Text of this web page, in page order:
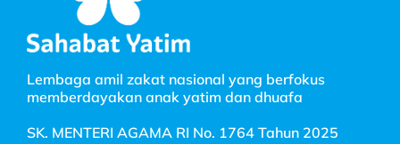
Lembaga amil zakat nasional yang berfokus
memberdayakan anak yatim dan dhuafa
SK. MENTERI AGAMA RI No. 1764 Tahun 2025